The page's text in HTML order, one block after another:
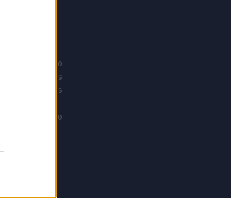
Offroad moto
Revistacarros
Revistamotos
Mundonautico